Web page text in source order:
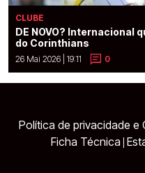
CLUBE
DE NOVO? Internacional
do Corinthians
26 Mai 2026 | 19:11 0
Política de privacidade e
Ficha Técnica